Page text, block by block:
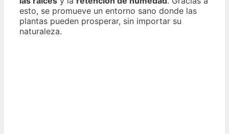
esto, se promueve un entorno sano donde las
plantas pueden prosperar, sin importar su
naturaleza.